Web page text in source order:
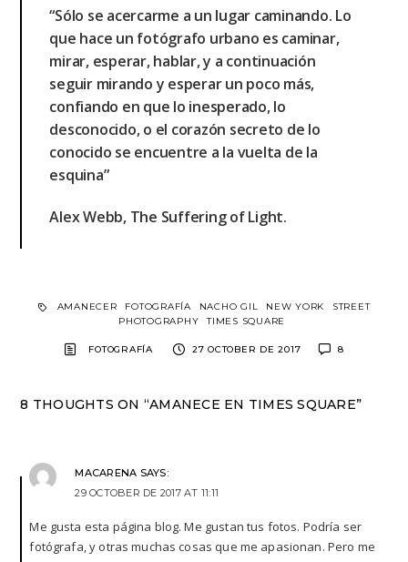
“Sólo se acercarme a un lugar caminando. Lo
que hace un fotógrafo urbano es caminar,
mirar, esperar, hablar, y a continuación
seguir mirando y esperar un poco más,
confiando en que lo inesperado, lo
desconocido, o el corazón secreto de lo
conocido se encuentre a la vuelta de la
esquina”
Alex Webb, The Suffering of Light.
AMANECER FOTOGRAFÍA NACHO GIL NEW YORK
STREET
PHOTOGRAPHY
TIMES SQUARE
FOTOGRAFÍA 27 OCTOBER DE 2017 8
8 THOUGHTS ON “AMANECE EN TIMES SQUARE”
MACARENA SAYS:
29 OCTOBER DE 2017 AT 11:11
Me gusta esta página blog. Me gustan tus fotos. Podría ser
fotógrafa, y otras muchas cosas que me apasionan. Pero me